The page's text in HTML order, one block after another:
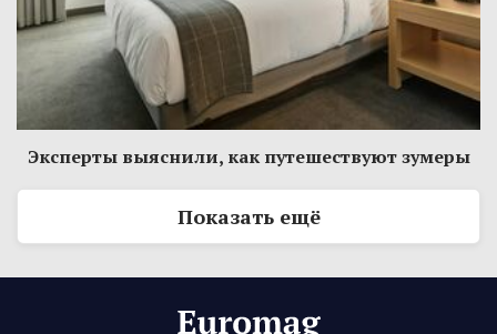
Эксперты выяснили, как путешествуют зумеры
Показать ещё